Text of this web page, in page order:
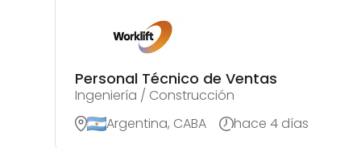
Personal Técnico de Ventas
Ingeniería / Construcción
Argentina, CABA
hace 4 días